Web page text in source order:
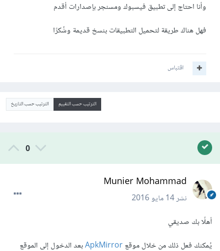
وأنا احتاج إلى تطبيق فيسبوك ومسنجر بإصدارات أقدم
فهل هناك طريقة لتحميل التطبيقات بنسخ قديمة وشُكرًا
اقتباس
الترتيب حسب التقييم الترتيب حسب التاريخ
0
Munier Mohammad
نشر14 مايو 2016
أهلًا بك صديقي
يُمكنك فعل ذلك من خلال موقعApkMirrorبعد الدخول إلى الموقع